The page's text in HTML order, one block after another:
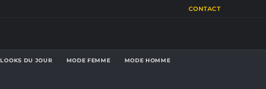
CONTACT
LOOKS DU JOUR MODE FEMME MODE HOMME